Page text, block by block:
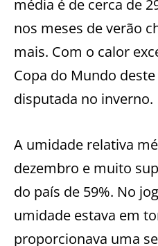
média é de cerca de
nos meses de verão
mais. Com o calor
Copa do Mundo
disputada no inverno.
A umidade relativa
dezembro e muito
do país de 59%. No
umidade estava em
proporcionava uma